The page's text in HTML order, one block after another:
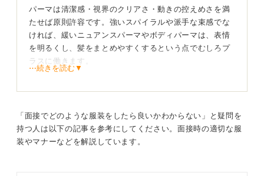
パーマは清潔感・視界のクリアさ・動きの控えめさを満
たせば原則許容です。強いスパイラルや派手な束感でな
ければ、緩いニュアンスパーマやボディパーマは、表情
を明るくし、髪をまとめやすくするという点でむしろプ
ラスに働きます。
保守的な領域（金融・公務員・士業・製造の一部本社）
では、耳・眉が見え、前髪が目にかからない長さ、艶は
⋯続きを読む▼
「面接でどのような服装をしたら良いかわからない」と疑問を
持つ人は以下の記事を参考にしてください。面接時の適切な服
装やマナーなどを解説しています。